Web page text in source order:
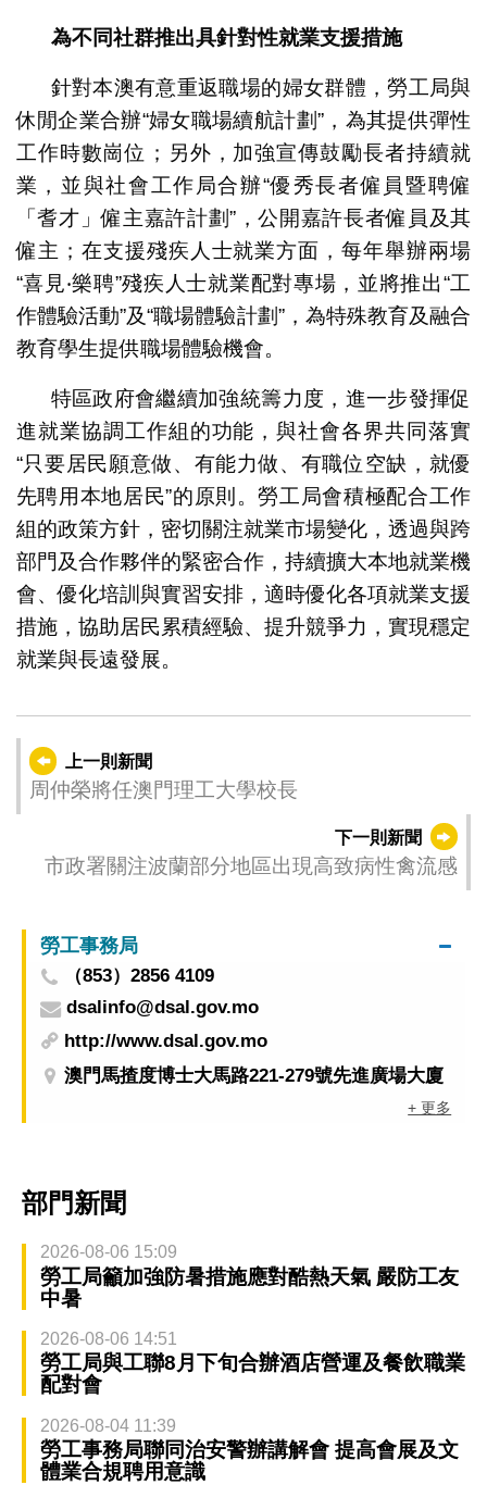
為不同社群推出具針對性就業支援措施
針對本澳有意重返職場的婦女群體，勞工局與
休閒企業合辦“婦女職場續航計劃”，為其提供彈性
工作時數崗位；另外，加強宣傳鼓勵長者持續就
業，並與社會工作局合辦“優秀長者僱員暨聘僱
「耆才」僱主嘉許計劃”，公開嘉許長者僱員及其
僱主；在支援殘疾人士就業方面，每年舉辦兩場
“喜見‧樂聘”殘疾人士就業配對專場，並將推出“工
作體驗活動”及“職場體驗計劃”，為特殊教育及融合
教育學生提供職場體驗機會。
特區政府會繼續加強統籌力度，進一步發揮促
進就業協調工作組的功能，與社會各界共同落實
“只要居民願意做、有能力做、有職位空缺，就優
先聘用本地居民”的原則。勞工局會積極配合工作
組的政策方針，密切關注就業市場變化，透過與跨
部門及合作夥伴的緊密合作，持續擴大本地就業機
會、優化培訓與實習安排，適時優化各項就業支援
措施，協助居民累積經驗、提升競爭力，實現穩定
就業與長遠發展。
上一則新聞
周仲榮將任澳門理工大學校長
下一則新聞
市政署關注波蘭部分地區出現高致病性禽流感
勞工事務局
（853）2856 4109
dsalinfo@dsal.gov.mo
http://www.dsal.gov.mo
澳門馬揸度博士大馬路221-279號先進廣場大廈
+ 更多
部門新聞
2026-08-06 15:09
勞工局籲加強防暑措施應對酷熱天氣 嚴防工友
中暑
2026-08-06 14:51
勞工局與工聯8月下旬合辦酒店營運及餐飲職業
配對會
2026-08-04 11:39
勞工事務局聯同治安警辦講解會 提高會展及文
體業合規聘用意識